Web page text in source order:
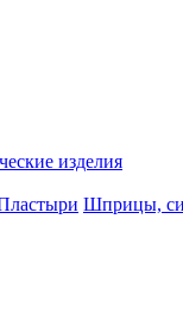
изделия
Шприцы,